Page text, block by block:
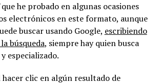
he probado en algunas ocasiones
electrónicos en este formato, aunque
buscar usando Google, escribiendo
búsqueda, siempre hay quien busca
especializado.
hacer clic en algún resultado de